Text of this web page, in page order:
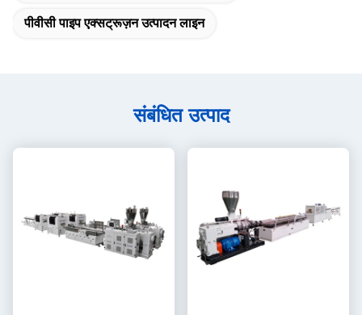
पीवीसी पाइप एक्सट्रूज़न उत्पादन लाइन
संबंधित उत्पाद